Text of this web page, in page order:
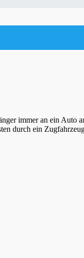
immer an ein Auto
durch ein